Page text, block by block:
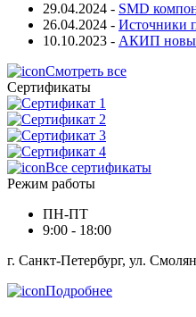
29.04.2024 - SMD
26.04.2024 - Источники
10.10.2023 - АКИП
Смотреть все
Сертификаты
Все сертификаты
Режим работы
ПН-ПТ
9:00 - 18:00
г. Санкт-Петербург, ул.
Подробнее